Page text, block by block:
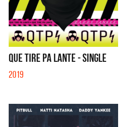
QUE TIRE PA LANTE - SINGLE
2019